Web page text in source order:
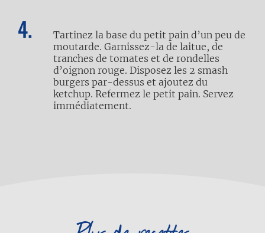
Tartinez la base du petit pain d’un peu de
moutarde. Garnissez-la de laitue, de
tranches de tomates et de rondelles
d’oignon rouge. Disposez les 2 smash
burgers par-dessus et ajoutez du
ketchup. Refermez le petit pain. Servez
immédiatement.